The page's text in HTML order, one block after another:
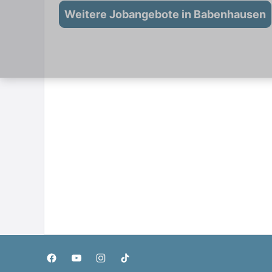
Weitere Jobangebote in Babenhausen